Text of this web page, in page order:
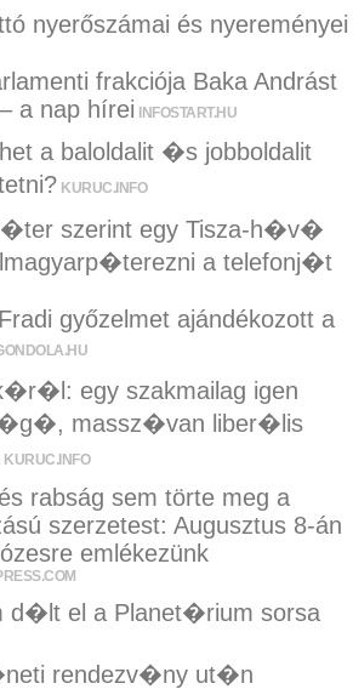
nyerőszámai és nyereményei
frakciója Baka Andrást
a nap hírei INFOSTART.HU
a baloldalit �s jobboldalit
KURUC.INFO
szerint egy Tisza-h�v�
a telefonj�t
győzelmet ajándékozott a
egy szakmailag igen
massz�van liber�lis
KURUC.INFO
rabság sem törte meg a
szerzetest: Augusztus 8-án
emlékezünk
d�lt el a Planet�rium sorsa
rendezv�ny ut�n